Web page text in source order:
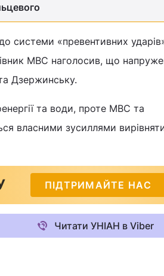
системи «превентивних
МВС наголосив, що
Дзержинську.
та води, проте МВС та
власними зусиллями
ПІДТРИМАЙТЕ НАС
Читати УНІАН в Viber